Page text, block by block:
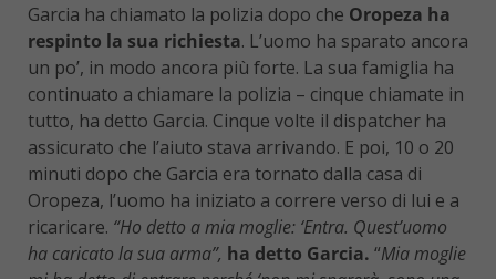
Garcia ha chiamato la polizia dopo che Oropeza ha
respinto la sua richiesta. L’uomo ha sparato ancora
un po’, in modo ancora più forte. La sua famiglia ha
continuato a chiamare la polizia – cinque chiamate in
tutto, ha detto Garcia. Cinque volte il dispatcher ha
assicurato che l’aiuto stava arrivando. E poi, 10 o 20
minuti dopo che Garcia era tornato dalla casa di
Oropeza, l’uomo ha iniziato a correre verso di lui e a
ricaricare. “Ho detto a mia moglie: ‘Entra. Quest’uomo
ha caricato la sua arma”, ha detto Garcia. “Mia moglie